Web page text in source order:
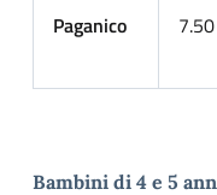
Paganico 7.50
Bambini di 4 e 5